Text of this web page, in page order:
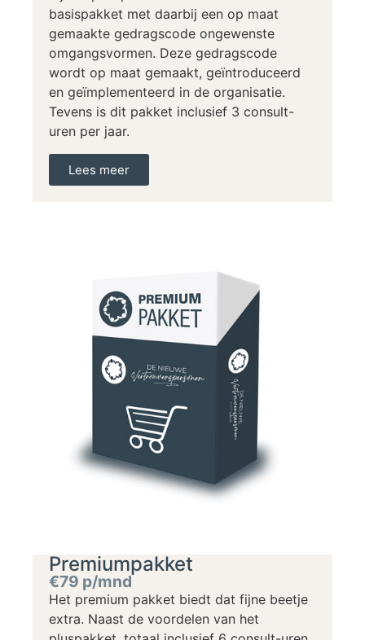
basispakket met daarbij een op maat
gemaakte gedragscode ongewenste
omgangsvormen. Deze gedragscode
wordt op maat gemaakt, geïntroduceerd
en geïmplementeerd in de organisatie.
Tevens is dit pakket inclusief 3 consult-
uren per jaar.
Lees meer
Premiumpakket
€79 p/mnd
Het premium pakket biedt dat fijne beetje
extra. Naast de voordelen van het